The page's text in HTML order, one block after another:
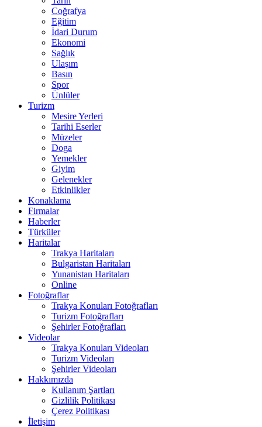
Coğrafya
Eğitim
İdari Durum
Ekonomi
Sağlık
Ulaşım
Basın
Spor
Ünlüler
Turizm
Mesire Yerleri
Tarihi Eserler
Müzeler
Doga
Yemekler
Giyim
Gelenekler
Etkinlikler
Konaklama
Firmalar
Haberler
Türküler
Haritalar
Trakya Haritaları
Bulgaristan Haritaları
Yunanistan Haritaları
Online
Fotoğraflar
Trakya Konuları Fotoğrafları
Turizm Fotoğrafları
Şehirler Fotoğrafları
Videolar
Trakya Konuları Videoları
Turizm Videoları
Şehirler Videoları
Hakkımızda
Kullanım Şartları
Gizlilik Politikası
Çerez Politikası
İletişim